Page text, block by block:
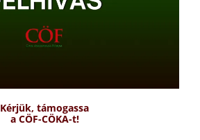
Kérjük, támogassa
a CÖF-CÖKA-t!